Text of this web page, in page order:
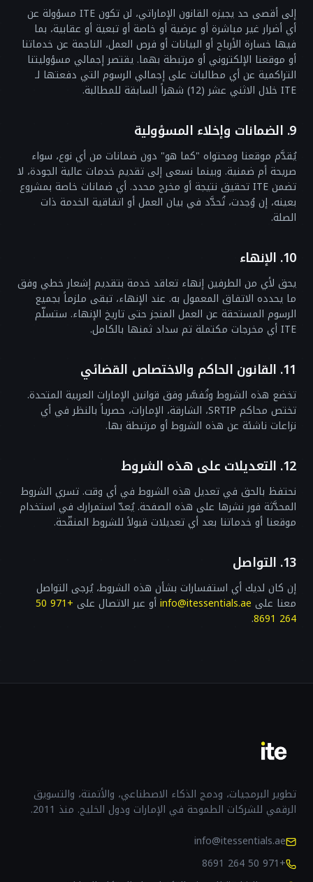
إلى أقصى حد يجيزه القانون الإماراتي، لن تكون ITE مسؤولة عن
أي أضرار غير مباشرة أو عرضية أو خاصة أو تبعية أو عقابية، بما
فيها خسارة الأرباح أو البيانات أو فرص العمل، الناجمة عن خدماتنا
أو موقعنا الإلكتروني أو مرتبطة بهما. يقتصر إجمالي مسؤوليتنا
التراكمية عن أي مطالبات على إجمالي الرسوم التي دفعتها لـ
ITE خلال الاثني عشر (12) شهراً السابقة للمطالبة.
9. الضمانات وإخلاء المسؤولية
يُقدَّم موقعنا ومحتواه "كما هو" دون ضمانات من أي نوع، سواء
صريحة أم ضمنية. وبينما نسعى إلى تقديم خدمات عالية الجودة، لا
تضمن ITE تحقيق نتيجة أو مخرج محدد. أي ضمانات خاصة بمشروع
بعينه، إن وُجدت، تُحدَّد في بيان العمل أو اتفاقية الخدمة ذات
الصلة.
10. الإنهاء
يحق لأي من الطرفين إنهاء تعاقد خدمة بتقديم إشعار خطي وفق
ما يحدده الاتفاق المعمول به. عند الإنهاء، تبقى ملزماً بجميع
الرسوم المستحقة عن العمل المنجز حتى تاريخ الإنهاء. ستسلّم
ITE أي مخرجات مكتملة تم سداد ثمنها بالكامل.
11. القانون الحاكم والاختصاص القضائي
تخضع هذه الشروط وتُفسَّر وفق قوانين الإمارات العربية المتحدة.
تختص محاكم SRTIP، الشارقة، الإمارات، حصرياً بالنظر في أي
نزاعات ناشئة عن هذه الشروط أو مرتبطة بها.
12. التعديلات على هذه الشروط
نحتفظ بالحق في تعديل هذه الشروط في أي وقت. تسري الشروط
المحدَّثة فور نشرها على هذه الصفحة. يُعدّ استمرارك في استخدام
موقعنا أو خدماتنا بعد أي تعديلات قبولاً للشروط المنقّحة.
13. التواصل
إن كان لديك أي استفسارات بشأن هذه الشروط، يُرجى التواصل
معنا على info@itessentials.aeأو عبر الاتصال على
+971 50
264 8691
.
تطوير البرمجيات، ودمج الذكاء الاصطناعي، والأتمتة، والتسويق
الرقمي للشركات الطموحة في الإمارات ودول الخليج. منذ 2011.
info@itessentials.ae
+971 50 264 8691